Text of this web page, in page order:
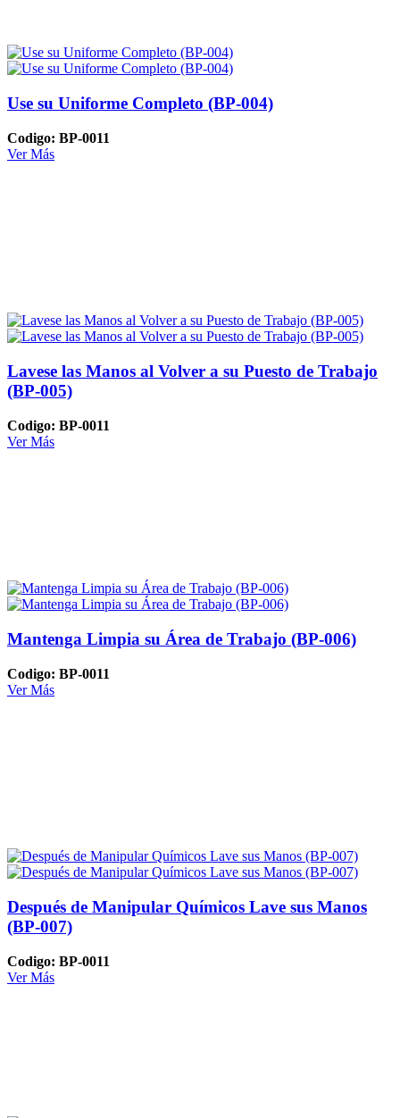
Use su Uniforme Completo (BP-004)
Codigo: BP-0011
Ver Más
Lavese las Manos al Volver a su Puesto de Trabajo
(BP-005)
Codigo: BP-0011
Ver Más
Mantenga Limpia su Área de Trabajo (BP-006)
Codigo: BP-0011
Ver Más
Después de Manipular Químicos Lave sus Manos
(BP-007)
Codigo: BP-0011
Ver Más